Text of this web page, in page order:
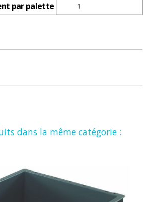
par palette 1
dans la même catégorie :